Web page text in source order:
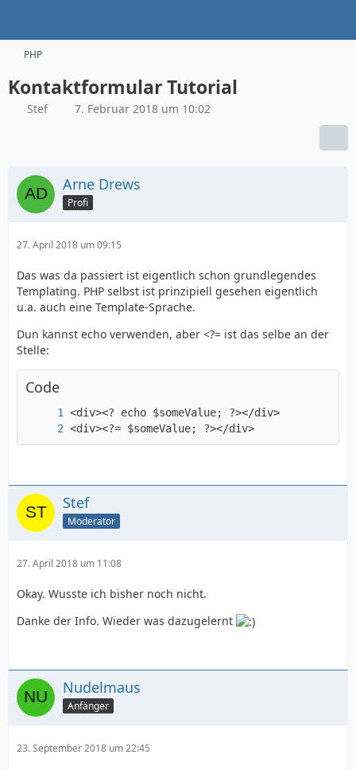
PHP
Kontaktformular Tutorial
Stef 7. Februar 2018 um 10:02
Arne Drews
Profi
27. April 2018 um 09:15
Das was da passiert ist eigentlich schon grundlegendes
Templating. PHP selbst ist prinzipiell gesehen eigentlich
u.a. auch eine Template-Sprache.
Dun kannst echo verwenden, aber <?= ist das selbe an der
Stelle:
Code
<div><?= $someValue; ?></div>
Stef
Moderator
27. April 2018 um 11:08
Okay. Wusste ich bisher noch nicht.
Danke der Info. Wieder was dazugelernt
Nudelmaus
Anfänger
23. September 2018 um 22:45